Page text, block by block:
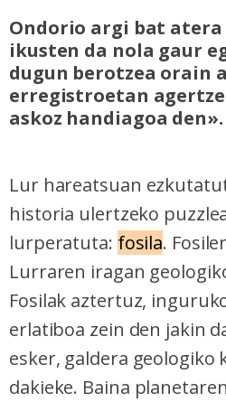
Ondorio argi bat atera
ikusten da nola gaur
dugun berotzea orain
erregistroetan
askoz handiagoa den».
Lur hareatsuan
historia ulertzeko
lurperatuta: fosila.
Lurraren iragan
Fosilak aztertuz,
erlatiboa zein den jakin
esker, galdera
dakieke. Baina